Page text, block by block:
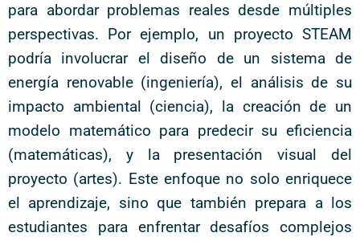
para abordar problemas reales desde múltiples
perspectivas. Por ejemplo, un proyecto STEAM
podría involucrar el diseño de un sistema de
energía renovable (ingeniería), el análisis de su
impacto ambiental (ciencia), la creación de un
modelo matemático para predecir su eficiencia
(matemáticas), y la presentación visual del
proyecto (artes). Este enfoque no solo enriquece
el aprendizaje, sino que también prepara a los
estudiantes para enfrentar desafíos complejos